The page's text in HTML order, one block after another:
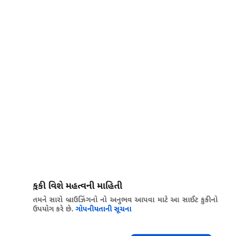
કુકી વિશે મહત્વની માહિતી
તમને સારો બ્રાઉઝિંગનો નો અનુભવ આપવા માટે આ સાઈટ કુકીનો
ઉપયોગ કરે છે. ગોપનીયતાની સૂચના